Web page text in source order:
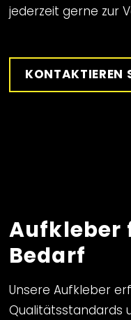
jederzeit gerne zur
KONTAKTIEREN
Aufkleber
Bedarf
Unsere Aufkleber
Qualitätsstandards